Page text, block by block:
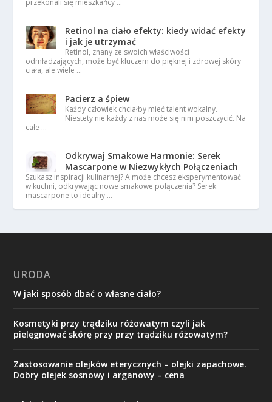
przekonali się mieszkańcy …
Retinol na ciało efekty: kiedy widać efekty
i jak je utrzymać
Retinol, znany ze swoich właściwości
odmładzających, może być kluczem do pięknej i zdrowej skóry
ciała, ale wiele …
Pacierz a śpiew
Każdy człowiek chciałby mieć talent wokalny.
Niestety nie każdy z nas może się nim poszczycić. Na
całe …
Odkrywaj Smakowe Harmonie: Serek
Mascarpone w Niezwykłych Połączeniach
Szukasz inspiracji kulinarnej? A może chcesz eksperymentować
w kuchni, odkrywając nowe smakowe połączenia? Serek
mascarpone to idealny …
URODA
W jaki sposób dbać o własne ciało?
Kosmetyki przy trądziku różowatym czyli jak
pielęgnować skórę przy przy trądziku różowatym?
Zastosowanie olejków eterycznych – olejki zapachowe.
Dobry olejek sosnowy i arganowy – cena